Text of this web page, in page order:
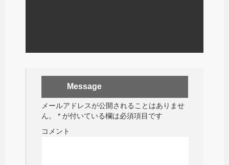
Message
メールアドレスが公開されることはありませ
ん。
* が付いている欄は必須項目です
コメント